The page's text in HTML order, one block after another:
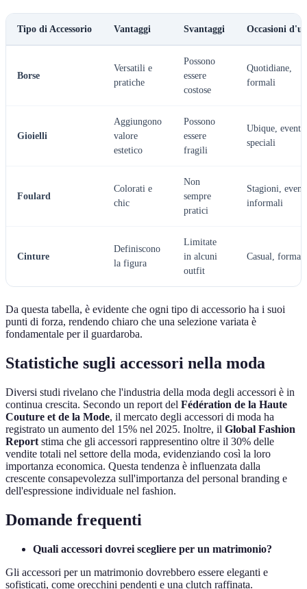
Tipo di Accessorio Vantaggi Svantaggi Occasioni
Borse
Versatili e
pratiche
Possono
essere
costose
Quotidiane,
formali
Gioielli
Aggiungono
valore
estetico
Possono
essere
fragili
Ubique, eventi
speciali
Foulard
Colorati e
chic
Non
sempre
pratici
Stagioni, eventi
informali
Cinture
Definiscono
la figura
Limitate
in alcuni
outfit
Casual, formali
Da questa tabella, è evidente che ogni tipo di accessorio ha i suoi
punti di forza, rendendo chiaro che una selezione variata è
fondamentale per il guardaroba.
Statistiche sugli accessori nella moda
Diversi studi rivelano che l'industria della moda degli accessori è in
continua crescita. Secondo un report del Fédération de la Haute
Couture et de la Mode, il mercato degli accessori di moda ha
registrato un aumento del 15% nel 2025. Inoltre, il Global Fashion
Report stima che gli accessori rappresentino oltre il 30% delle
vendite totali nel settore della moda, evidenziando così la loro
importanza economica. Questa tendenza è influenzata dalla
crescente consapevolezza sull'importanza del personal branding e
dell'espressione individuale nel fashion.
Domande frequenti
Quali accessori dovrei scegliere per un matrimonio?
Gli accessori per un matrimonio dovrebbero essere eleganti e
sofisticati, come orecchini pendenti e una clutch raffinata.